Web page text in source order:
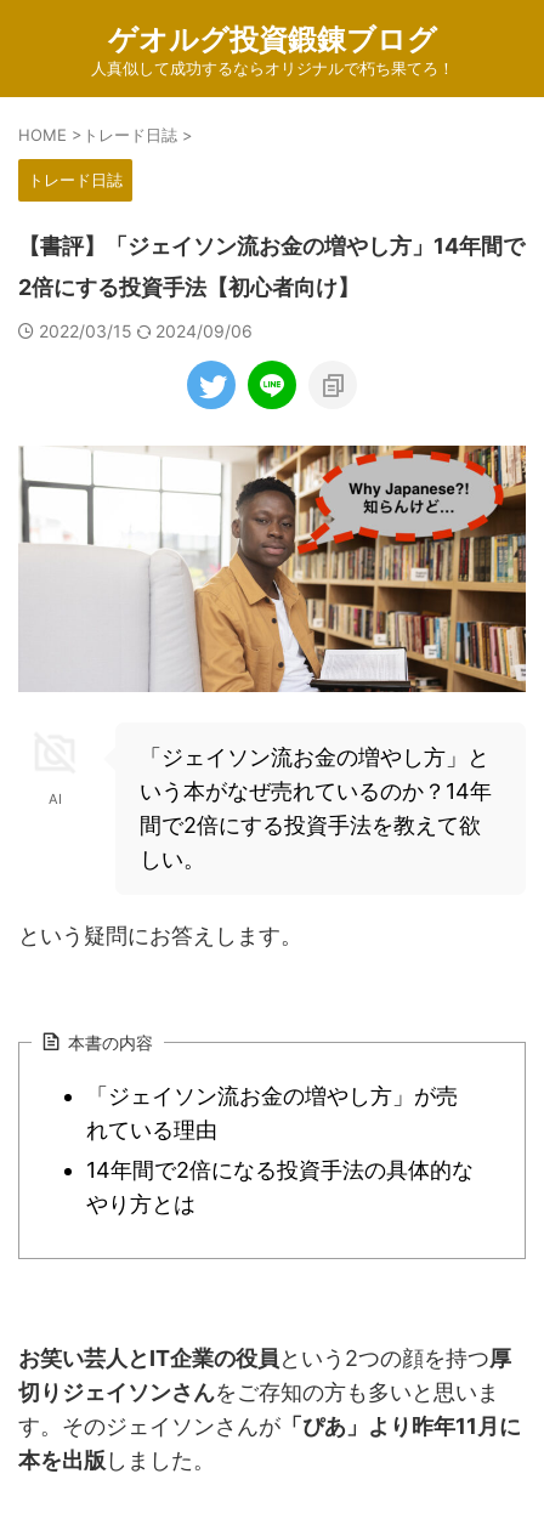
ゲオルグ投資鍛錬ブログ
人真似して成功するならオリジナルで朽ち果てろ！
HOME > トレード日誌 >
トレード日誌
【書評】「ジェイソン流お金の増やし方」14年間で
2倍にする投資手法【初心者向け】
2022/03/15 2024/09/06
AI
「ジェイソン流お金の増やし方」と
いう本がなぜ売れているのか？14年
間で2倍にする投資手法を教えて欲
しい。
という疑問にお答えします。
本書の内容
「ジェイソン流お金の増やし方」が売
れている理由
14年間で2倍になる投資手法の具体的な
やり方とは
お笑い芸人とIT企業の役員という2つの顔を持つ厚
切りジェイソンさんをご存知の方も多いと思いま
す。そのジェイソンさんが 「ぴあ」より昨年11月に
本を出版 しました。